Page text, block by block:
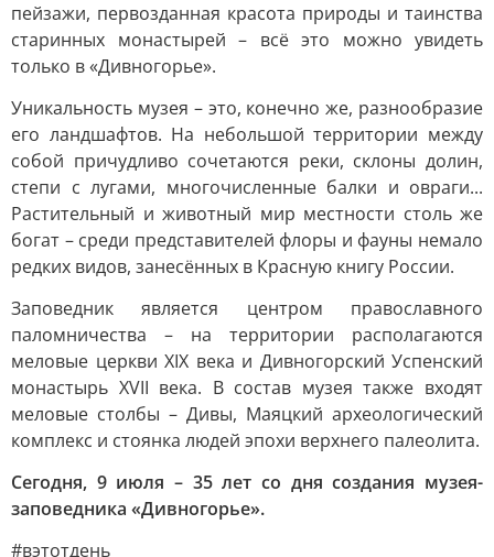
пейзажи, первозданная красота природы и таинства
старинных монастырей – всё это можно увидеть
только в «Дивногорье».
Уникальность музея – это, конечно же, разнообразие
его ландшафтов. На небольшой территории между
собой причудливо сочетаются реки, склоны долин,
степи с лугами, многочисленные балки и овраги...
Растительный и животный мир местности столь же
богат – среди представителей флоры и фауны немало
редких видов, занесённых в Красную книгу России.
Заповедник является центром православного
паломничества – на территории располагаются
меловые церкви XIX века и Дивногорский Успенский
монастырь XVII века. В состав музея также входят
меловые столбы – Дивы, Маяцкий археологический
комплекс и стоянка людей эпохи верхнего палеолита.
Сегодня, 9 июля – 35 лет со дня создания музея-
заповедника «Дивногорье».
#вэтотдень